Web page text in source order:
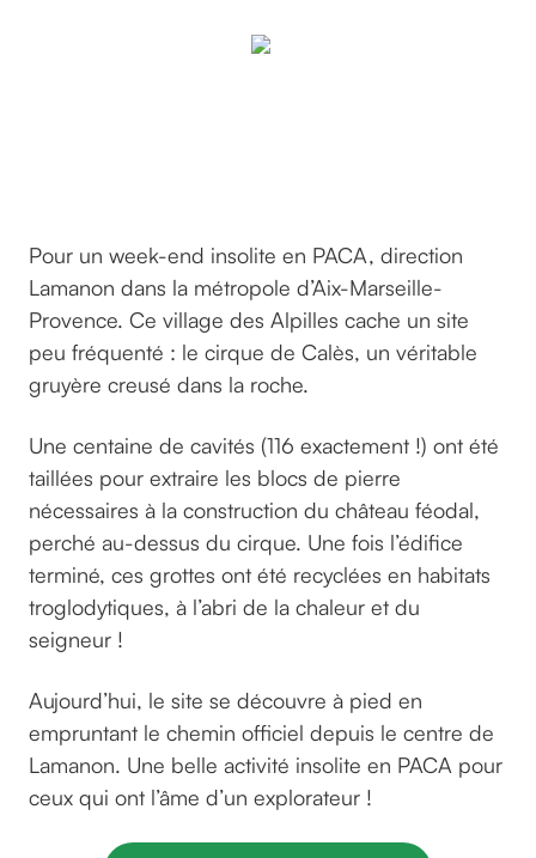
Pour un week-end insolite en PACA, direction
Lamanon dans la métropole d’Aix-Marseille-
Provence. Ce village des Alpilles cache un site
peu fréquenté : le cirque de Calès, un véritable
gruyère creusé dans la roche.
Une centaine de cavités (116 exactement !) ont été
taillées pour extraire les blocs de pierre
nécessaires à la construction du château féodal,
perché au-dessus du cirque. Une fois l’édifice
terminé, ces grottes ont été recyclées en habitats
troglodytiques, à l’abri de la chaleur et du
seigneur !
Aujourd’hui, le site se découvre à pied en
empruntant le chemin officiel depuis le centre de
Lamanon. Une belle activité insolite en PACA pour
ceux qui ont l’âme d’un explorateur !